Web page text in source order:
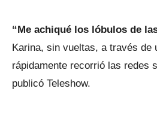
“Me achiqué los lóbulos de
Karina, sin vueltas, a través de
rápidamente recorrió las redes
publicó Teleshow.